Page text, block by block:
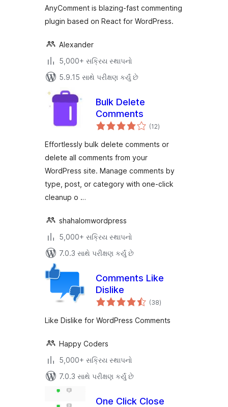
AnyComment is blazing-fast commenting
plugin based on React for WordPress.
Alexander
5,000+ સક્રિય સ્થાપનો
5.9.15 સાથે પરીક્ષણ કર્યું છે
Bulk Delete
Comments
(12કુલ
રેટિંગ્સ
)
Effortlessly bulk delete comments or
delete all comments from your
WordPress site. Manage comments by
type, post, or category with one-click
cleanup o …
shahalomwordpress
5,000+ સક્રિય સ્થાપનો
7.0.3 સાથે પરીક્ષણ કર્યું છે
Comments Like
Dislike
(38કુલ
રેટિંગ્સ
)
Like Dislike for WordPress Comments
Happy Coders
5,000+ સક્રિય સ્થાપનો
7.0.3 સાથે પરીક્ષણ કર્યું છે
One Click Close